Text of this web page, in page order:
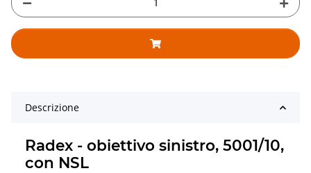
Descrizione
Radex - obiettivo sinistro, 5001/10,
con NSL